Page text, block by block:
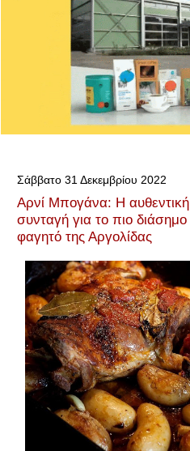
Σάββατο 31 Δεκεμβρίου 2022
Αρνί Μπογάνα: Η αυθεντική
συνταγή για το πιο διάσημο
φαγητό της Αργολίδας